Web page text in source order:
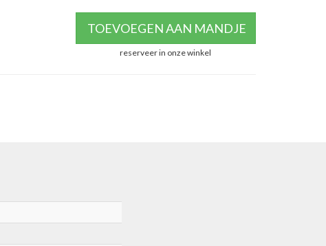
TOEVOEGEN AAN MANDJE
reserveer in onze winkel